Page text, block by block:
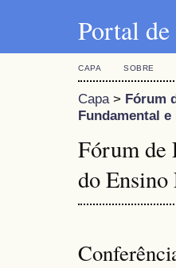
Portal
CAPA SOBRE
Capa> Fórum
Fundamental
Fórum de
do